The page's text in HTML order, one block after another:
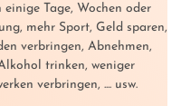
Tage, Wochen oder
mehr Sport, Geld sparen,
verbringen, Abnehmen,
trinken, weniger
verbringen, .... usw.